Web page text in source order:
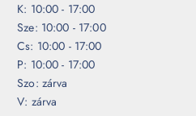
K: 10:00 - 17:00
Sze: 10:00 - 17:00
Cs: 10:00 - 17:00
P: 10:00 - 17:00
Szo: zárva
V: zárva